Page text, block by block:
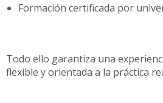
Formación certificada por
Todo ello garantiza una
flexible y orientada a la práctica